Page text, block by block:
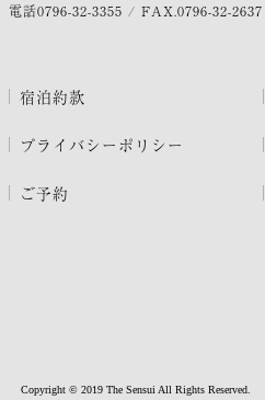
電話0796-32-3355 / FAX.0796-32-2637
宿泊約款
プライバシーポリシー
ご予約
Copyright © 2019 The Sensui All Rights Reserved.